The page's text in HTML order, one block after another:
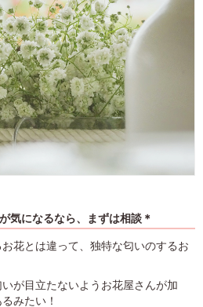
気になるなら、まずは相談＊
花とは違って、独特な匂いのするお
が目立たないようお花屋さんが加
みたい！